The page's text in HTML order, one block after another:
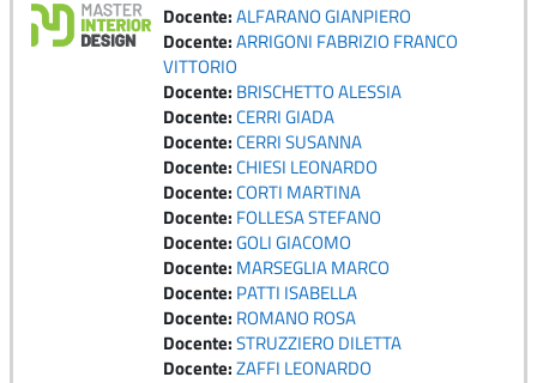
Docente:ALFARANO GIANPIERO
Docente:ARRIGONI FABRIZIO FRANCO
VITTORIO
Docente: BRISCHETTO ALESSIA
Docente:CERRI GIADA
Docente:CERRI SUSANNA
Docente:CHIESI LEONARDO
Docente:CORTI MARTINA
Docente: FOLLESA STEFANO
Docente:GOLI GIACOMO
Docente: MARSEGLIA MARCO
Docente: PATTI ISABELLA
Docente: ROMANO ROSA
Docente:STRUZZIERO DILETTA
Docente:ZAFFI LEONARDO